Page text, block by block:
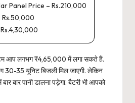
Panel Price – Rs.210,000
Rs.50,000
आप लगभग ₹4,65,000 में लगा सकते हैं.
35 यूनिट बिजली मिल जाएगी. लेकिन
बार पानी डालना पड़ेगा. बैटरी भी आपको